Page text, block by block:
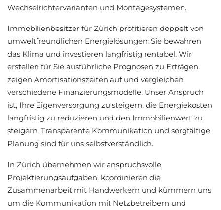
Wechselrichtervarianten und Montagesystemen.
Immobilienbesitzer für Zürich profitieren doppelt von
umweltfreundlichen Energielösungen: Sie bewahren
das Klima und investieren langfristig rentabel. Wir
erstellen für Sie ausführliche Prognosen zu Erträgen,
zeigen Amortisationszeiten auf und vergleichen
verschiedene Finanzierungsmodelle. Unser Anspruch
ist, Ihre Eigenversorgung zu steigern, die Energiekosten
langfristig zu reduzieren und den Immobilienwert zu
steigern. Transparente Kommunikation und sorgfältige
Planung sind für uns selbstverständlich.
In Zürich übernehmen wir anspruchsvolle
Projektierungsaufgaben, koordinieren die
Zusammenarbeit mit Handwerkern und kümmern uns
um die Kommunikation mit Netzbetreibern und